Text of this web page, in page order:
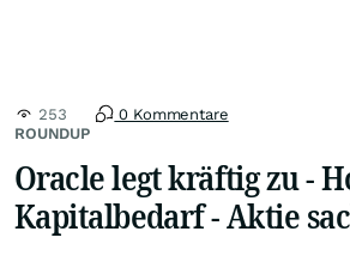
ROUNDUP
253 0 Kommentare
Oracle legt kräftig zu -
Kapitalbedarf - Aktie